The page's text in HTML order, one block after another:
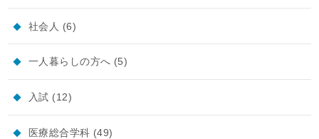
社会人 (6)
一人暮らしの方へ (5)
入試 (12)
医療総合学科 (49)